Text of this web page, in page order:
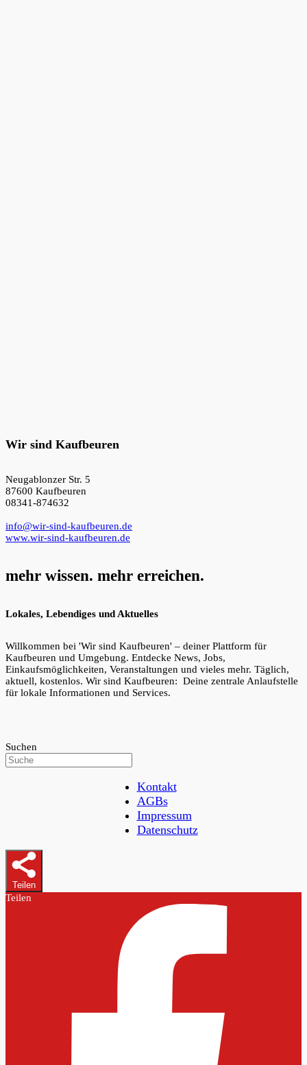
Wir sind Kaufbeuren
Neugablonzer Str. 5
87600 Kaufbeuren
08341-874632
info@wir-sind-kaufbeuren.de
www.wir-sind-kaufbeuren.de
mehr wissen. mehr erreichen.
Lokales, Lebendiges und Aktuelles
Willkommen bei 'Wir sind Kaufbeuren' – deiner Plattform für
Kaufbeuren und Umgebung. Entdecke News, Jobs,
Einkaufsmöglichkeiten, Veranstaltungen und vieles mehr. Täglich,
aktuell, kostenlos. Wir sind Kaufbeuren: Deine zentrale Anlaufstelle
für lokale Informationen und Services.
Suchen
Kontakt
AGBs
Impressum
Datenschutz
Teilen
Teilen